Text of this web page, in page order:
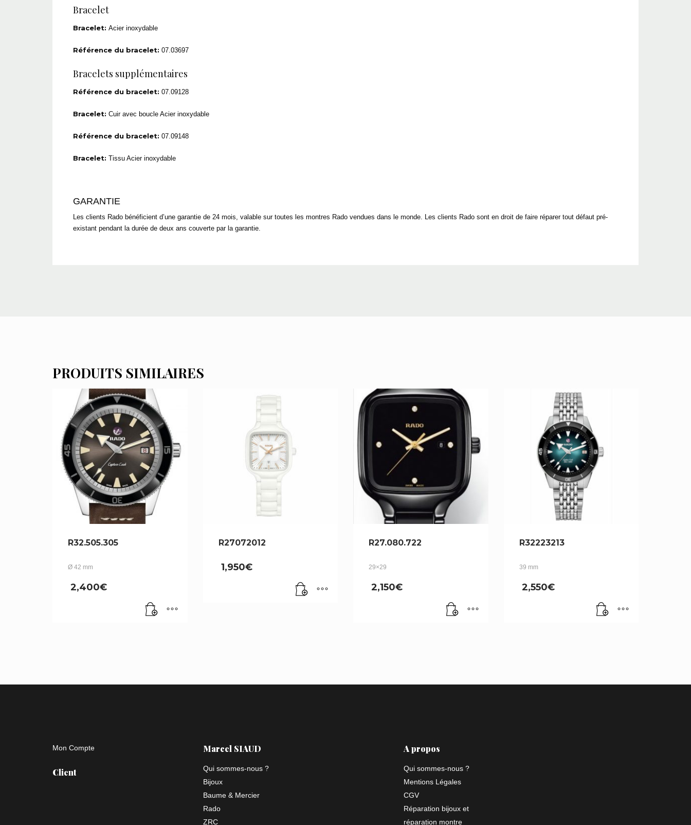
Bracelet
Bracelet: Acier inoxydable
Référence du bracelet: 07.03697
Bracelets supplémentaires
Référence du bracelet: 07.09128
Bracelet: Cuir avec boucle Acier inoxydable
Référence du bracelet: 07.09148
Bracelet: Tissu Acier inoxydable
GARANTIE
Les clients Rado bénéficient d’une garantie de 24 mois, valable sur toutes les montres Rado vendues dans le monde. Les clients Rado sont en droit de faire réparer tout défaut pré-
existant pendant la durée de deux ans couverte par la garantie.
PRODUITS SIMILAIRES
R32.505.305
Ø 42 mm
2,400€
R27072012
1,950€
R27.080.722
29×29
2,150€
R32223213
39 mm
2,550€
Mon Compte
Client
Marcel SIAUD
Qui sommes-nous ?
Bijoux
Baume & Mercier
Rado
ZRC
A propos
Qui sommes-nous ?
Mentions Légales
CGV
Réparation bijoux et
réparation montre